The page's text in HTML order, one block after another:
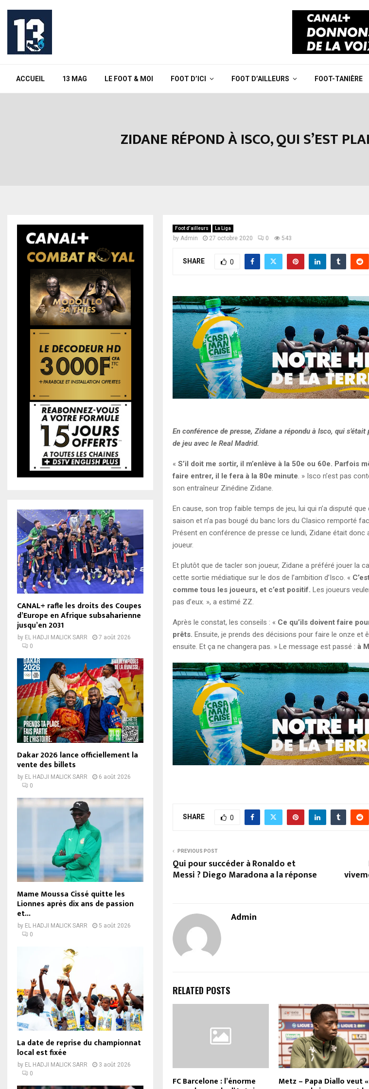
ACCUEIL 13 MAG LE FOOT & MOI FOOT D’ICI FOOT D’AILLEURS FOOT-TANIÈRE
ZIDANE RÉPOND À ISCO, QUI S’EST
Foot d’ailleurs La Liga
by Admin 27 octobre 2020 0 543
SHARE 0
En conférence de presse, Zidane a répondu à Isco, qui
de jeu avec le Real Madrid.
« S’il doit me sortir, il m’enlève à la 50e ou 60e. Parfois
faire entrer, il le fera à la 80e minute. » Isco n’est pas
son entraîneur Zinédine Zidane.
En cause, son trop faible temps de jeu, lui qui n’a disputé
saison et n’a pas bougé du banc lors du Clasico remporté
Présent en conférence de presse ce lundi, Zidane était donc
joueur.
Et plutôt que de tacler son joueur, Zidane a préféré jouer la
cette sortie médiatique sur le dos de l’ambition d’Isco. «
comme tous les joueurs, et c’est positif. Les joueurs
pas d’eux. », a estimé ZZ.
Après le constat, les conseils : « Ce qu’ils doivent faire
prêts. Ensuite, je prends des décisions pour faire le onze et
ensuite. Et ça ne changera pas. » Le message est passé : à
SHARE 0
PREVIOUS POST
Qui pour succéder à Ronaldo et
Messi ? Diego Maradona a la réponse
Admin
RELATED POSTS
FC Barcelone : l’énorme Metz – Papa Diallo veut «
CANAL+ rafle les droits des Coupes
d’Europe en Afrique subsaharienne
jusqu’en 2031
by EL HADJI MALICK SARR
7 août 2026
0
Dakar 2026 lance officiellement la
vente des billets
by EL HADJI MALICK SARR
6 août 2026
0
Mame Moussa Cissé quitte les
Lionnes après dix ans de passion
et...
by EL HADJI MALICK SARR
5 août 2026
0
La date de reprise du championnat
local est fixée
by EL HADJI MALICK SARR
3 août 2026
0